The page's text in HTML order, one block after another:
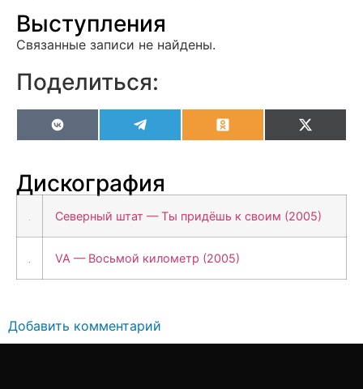
Выступления
Связанные записи не найдены.
Поделиться:
VK OdnoklassnikiX
Дискография
Северный штат — Ты придёшь к своим (2005)
VA — Восьмой километр (2005)
Добавить комментарий